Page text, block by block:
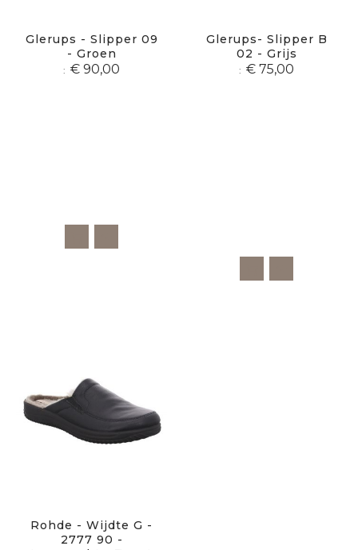
Glerups - Slipper 09
- Groen
€ 90,00
Glerups- Slipper B
02 - Grijs
€ 75,00
Rohde - Wijdte G -
2777 90 -